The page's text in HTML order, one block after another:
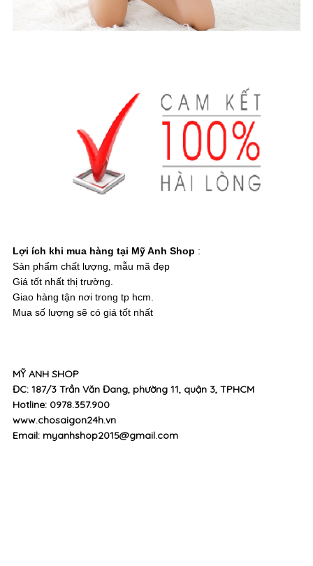
Lợi ích khi mua hàng tại Mỹ Anh Shop :
Sản phẩm chất lượng, mẫu mã đẹp
Giá tốt nhất thị trường.
Giao hàng tận nơi trong tp hcm.
Mua số lượng sẽ có giá tốt nhất
MỸ ANH SHOP
ĐC: 187/3 Trần Văn Đang, phường 11, quận 3, TPHCM
Hotline: 0978.357.900
www.chosaigon24h.vn
Email: myanhshop2015@gmail.com